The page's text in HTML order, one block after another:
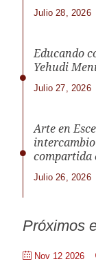
Julio 28, 2026
Educando
Yehudi
Julio 27, 2026
Arte en
compartida
Julio 26, 2026
Próximos
Nov 12 2026